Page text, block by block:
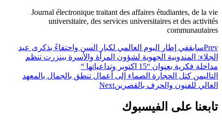
Journal électronique traitant des affaires étudiantes, de la vie
universitaire, des services universitaires et des activités
communautaires
Prevسابقفي إطار اليوم العالمي لكبار السن واحتفاءً بذكرى عيد
الجلاء: المندوبية الجهوية لشؤون المرأة والأسرة ببنزرت تنظم
مداخلة فكرية بعنوان “15 اكتوبر وتداعياتها “
التاليمن كتل الحجارة الصماء إلى أعمال تنطق بالجمال بالمعهد
العالي للفنون والحرف بالقصرينNext
تابعنا على الفيسبوك